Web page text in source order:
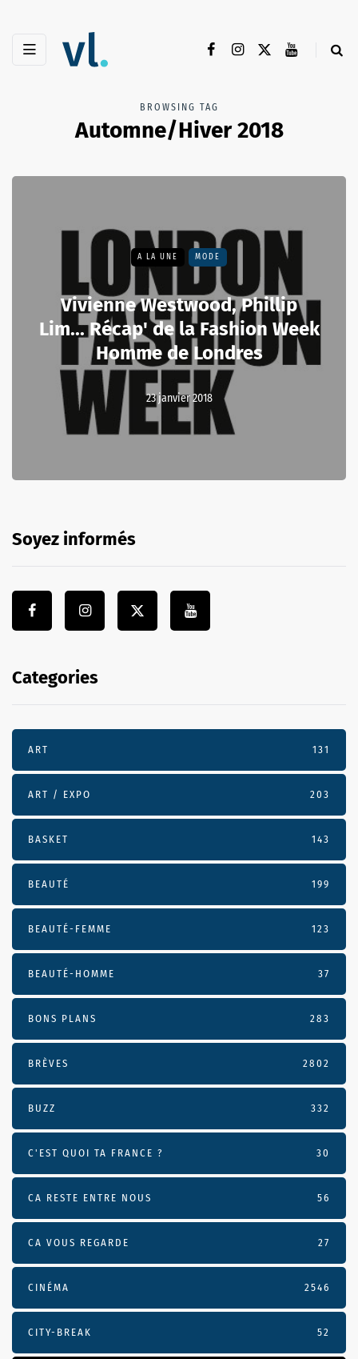
BROWSING TAG
Automne/Hiver 2018
A LA UNE MODE
Vivienne Westwood, Phillip
Lim... Récap' de la Fashion Week
Homme de Londres
23 janvier 2018
Soyez informés
Categories
ART 131
ART / EXPO 203
BASKET 143
BEAUTÉ 199
BEAUTÉ-FEMME 123
BEAUTÉ-HOMME 37
BONS PLANS 283
BRÈVES 2802
BUZZ 332
C'EST QUOI TA FRANCE ? 30
CA RESTE ENTRE NOUS 56
CA VOUS REGARDE 27
CINÉMA 2546
CITY-BREAK 52